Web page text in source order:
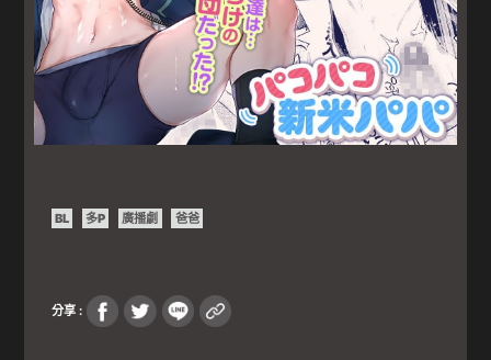
BL 多P 廣播劇 爸爸
分享 :